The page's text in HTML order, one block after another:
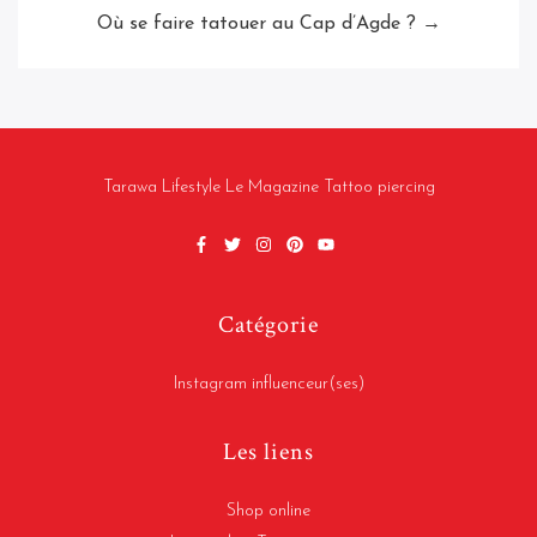
Où se faire tatouer au Cap d’Agde ? →
Tarawa Lifestyle Le Magazine Tattoo piercing
Catégorie
Instagram influenceur(ses)
Les liens
Shop online